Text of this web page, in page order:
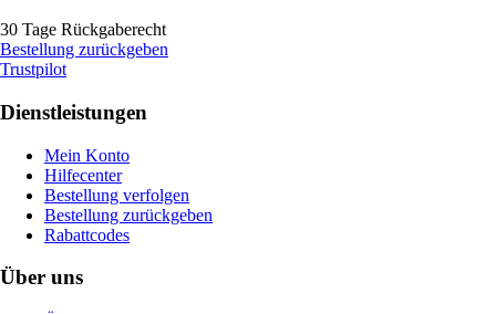
30 Tage Rückgaberecht
Bestellung zurückgeben
Trustpilot
Dienstleistungen
Mein Konto
Hilfecenter
Bestellung verfolgen
Bestellung zurückgeben
Rabattcodes
Über uns